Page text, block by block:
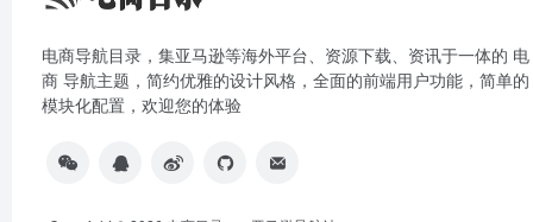
电商导航目录，集亚马逊等海外平台、资源下载、资讯于一体的 电
商 导航主题，简约优雅的设计风格，全面的前端用户功能，简单的
模块化配置，欢迎您的体验